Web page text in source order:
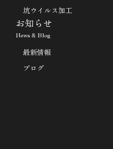
坑ウイルス加工
お知らせ
News & Blog
最新情報
ブログ